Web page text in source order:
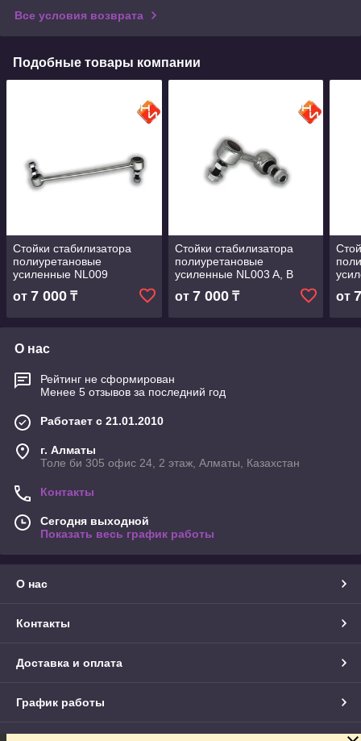
Все условия возврата
Подобные товары компании
Стойки стабилизатора
полиуретановые
усиленные NL009
от 7 000 ₸
Стойки стабилизатора
полиуретановые
усиленные NL003 A, B
от 7 000₸ от
О нас
Рейтинг не сформирован
Менее 5 отзывов за последний год
Работает с 21.01.2010
г. Алматы
Толе би 305 офис 24, 2 этаж, Алматы, Казахстан
Контакты
Сегодня выходной
Показать весь график работы
О нас
Контакты
Доставка и оплата
График работы